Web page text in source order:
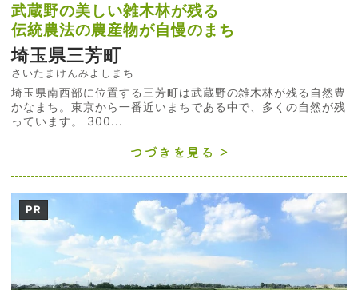
武蔵野の美しい雑木林が残る
伝統農法の農産物が自慢のまち
埼玉県三芳町
さいたまけんみよしまち
埼玉県南西部に位置する三芳町は武蔵野の雑木林が残る自然豊
かなまち。東京から一番近いまちである中で、多くの自然が残
っています。 300...
つづきを見る
PR